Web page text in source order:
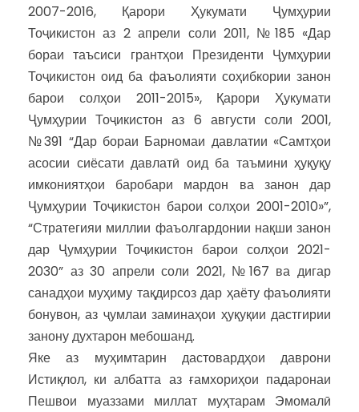
2007-2016, Қарори Ҳукумати Ҷумҳурии
Тоҷикистон аз 2 апрели соли 2011, №185 «Дар
бораи таъсиси грантҳои Президенти Ҷумҳурии
Тоҷикистон оид ба фаъолияти соҳибкории занон
барои солҳои 2011-2015», Қарори Ҳукумати
Ҷумҳурии Тоҷикистон аз 6 августи соли 2001,
№391 “Дар бораи Барномаи давлатии «Самтҳои
асосии сиёсати давлатӣ оид ба таъмини ҳуқуқу
имкониятҳои баробари мардон ва занон дар
Ҷумҳурии Тоҷикистон барои солҳои 2001-2010»”,
“Стратегияи миллии фаъолгардонии нақши занон
дар Ҷумҳурии Тоҷикистон барои солҳои 2021-
2030” аз 30 апрели соли 2021, №167 ва дигар
санадҳои муҳиму тақдирсоз дар ҳаёту фаъолияти
бонувон, аз ҷумлаи заминаҳои ҳуқуқии дастгирии
занону духтарон мебошанд.
Яке аз муҳимтарин дастовардҳои даврони
Истиқлол, ки албатта аз ғамхориҳои падаронаи
Пешвои муаззами миллат муҳтарам Эмомалӣ